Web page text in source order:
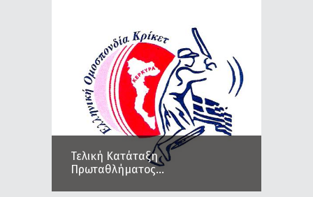
Τελική Κατάταξη
Πρωταθλήματος...